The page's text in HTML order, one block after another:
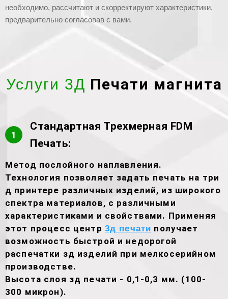
необходимо, рассчитают и скорректируют характеристики,
предварительно согласовав с вами.
Услуги 3Д Печати магнита
1
Стандартная Трехмерная FDM
Печать:
Метод послойного наплавления.
Технология позволяет задать печать на три
д принтере различных изделий, из широкого
спектра материалов, с различными
характеристиками и свойствами. Применяя
этот процесс центр 3д печати получает
возможность быстрой и недорогой
распечатки зд изделий при мелкосерийном
производстве.
Высота слоя зд печати - 0,1-0,3 мм. (100-
300 микрон).